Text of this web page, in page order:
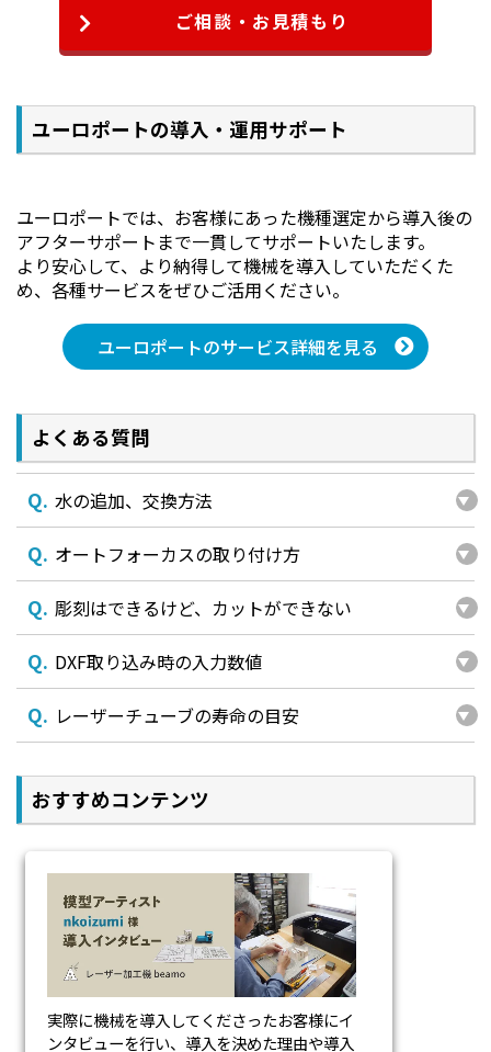
スマホ用ソフトウェア Beam Go
簡単に自分のデザインを出力!自分のデザインを自分の
持ち物に簡単プリント!
スマホ用ソフトウェアはAndroid, iOS共に「Beam
Go」で検索!
Wi-Fi対応!
カメラと合わせて、どこからでもプリント!
もプリントを開始出来ます。デザインの場所と作業場が
違う場合などに無くてはならない機能です。
専用ソフトウェア Beam Studio
シンプルで使いやすいBeam Studioは、どんな方にで
ご相談・お見積もり
ユーロポートの導入・運用サポート
ユーロポートでは、お客様にあった機種選定から導入後の
アフターサポートまで一貫してサポートいたします。
より安心して、より納得して機械を導入していただくた
め、各種サービスをぜひご活用ください。
ユーロポートのサービス詳細を見る
よくある質問
Q. 水の追加、交換方法
Q. オートフォーカスの取り付け方
Q. 彫刻はできるけど、カットができない
Q. DXF取り込み時の入力数値
Q. レーザーチューブの寿命の目安
おすすめコンテンツ
実際に機械を導入してくださったお客様にイ
ンタビューを行い、導入を決めた理由や導入